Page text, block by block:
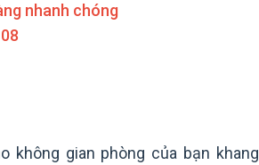
nhanh chóng
không gian phòng của bạn khang